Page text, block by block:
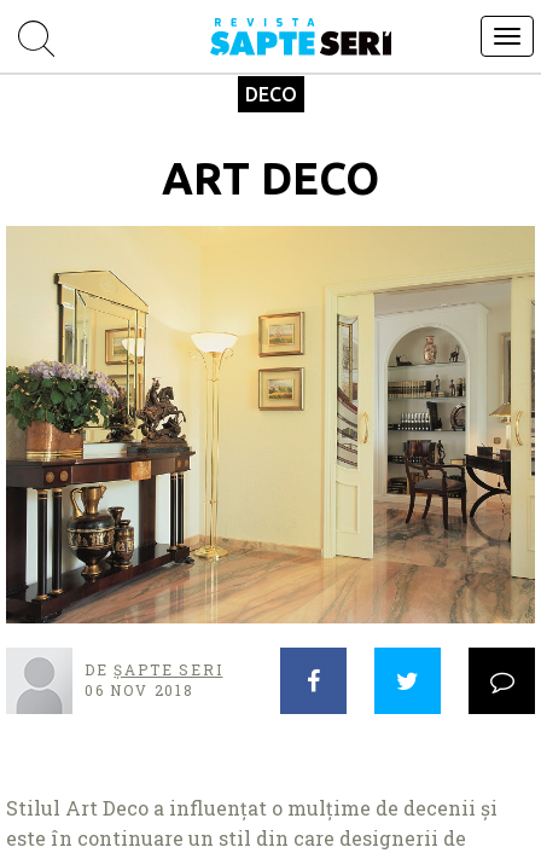
DECO
ART DECO
DEȘAPTE SERI
06 NOV 2018
Stilul Art Deco a influențat o mulțime de decenii și
este în continuare un stil din care designerii de